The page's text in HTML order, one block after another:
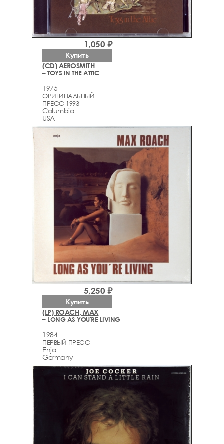
(CD) AEROSMITH
– TOYS IN THE ATTIC
1975
ОРИГИНАЛЬНЫЙ
ПРЕСС 1993
Columbia
USA
1,050 ₽
Купить
(LP) ROACH, MAX
– LONG AS YOU'RE LIVING
1984
ПЕРВЫЙ ПРЕСС
Enja
Germany
5,250 ₽
Купить